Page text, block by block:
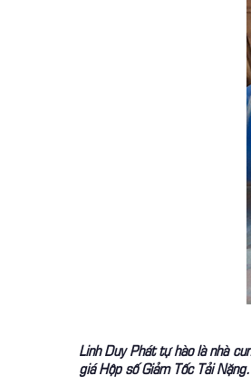
Linh Duy Phát tự hào là nhà
giá Hộp số Giảm Tốc Tải Nặng.